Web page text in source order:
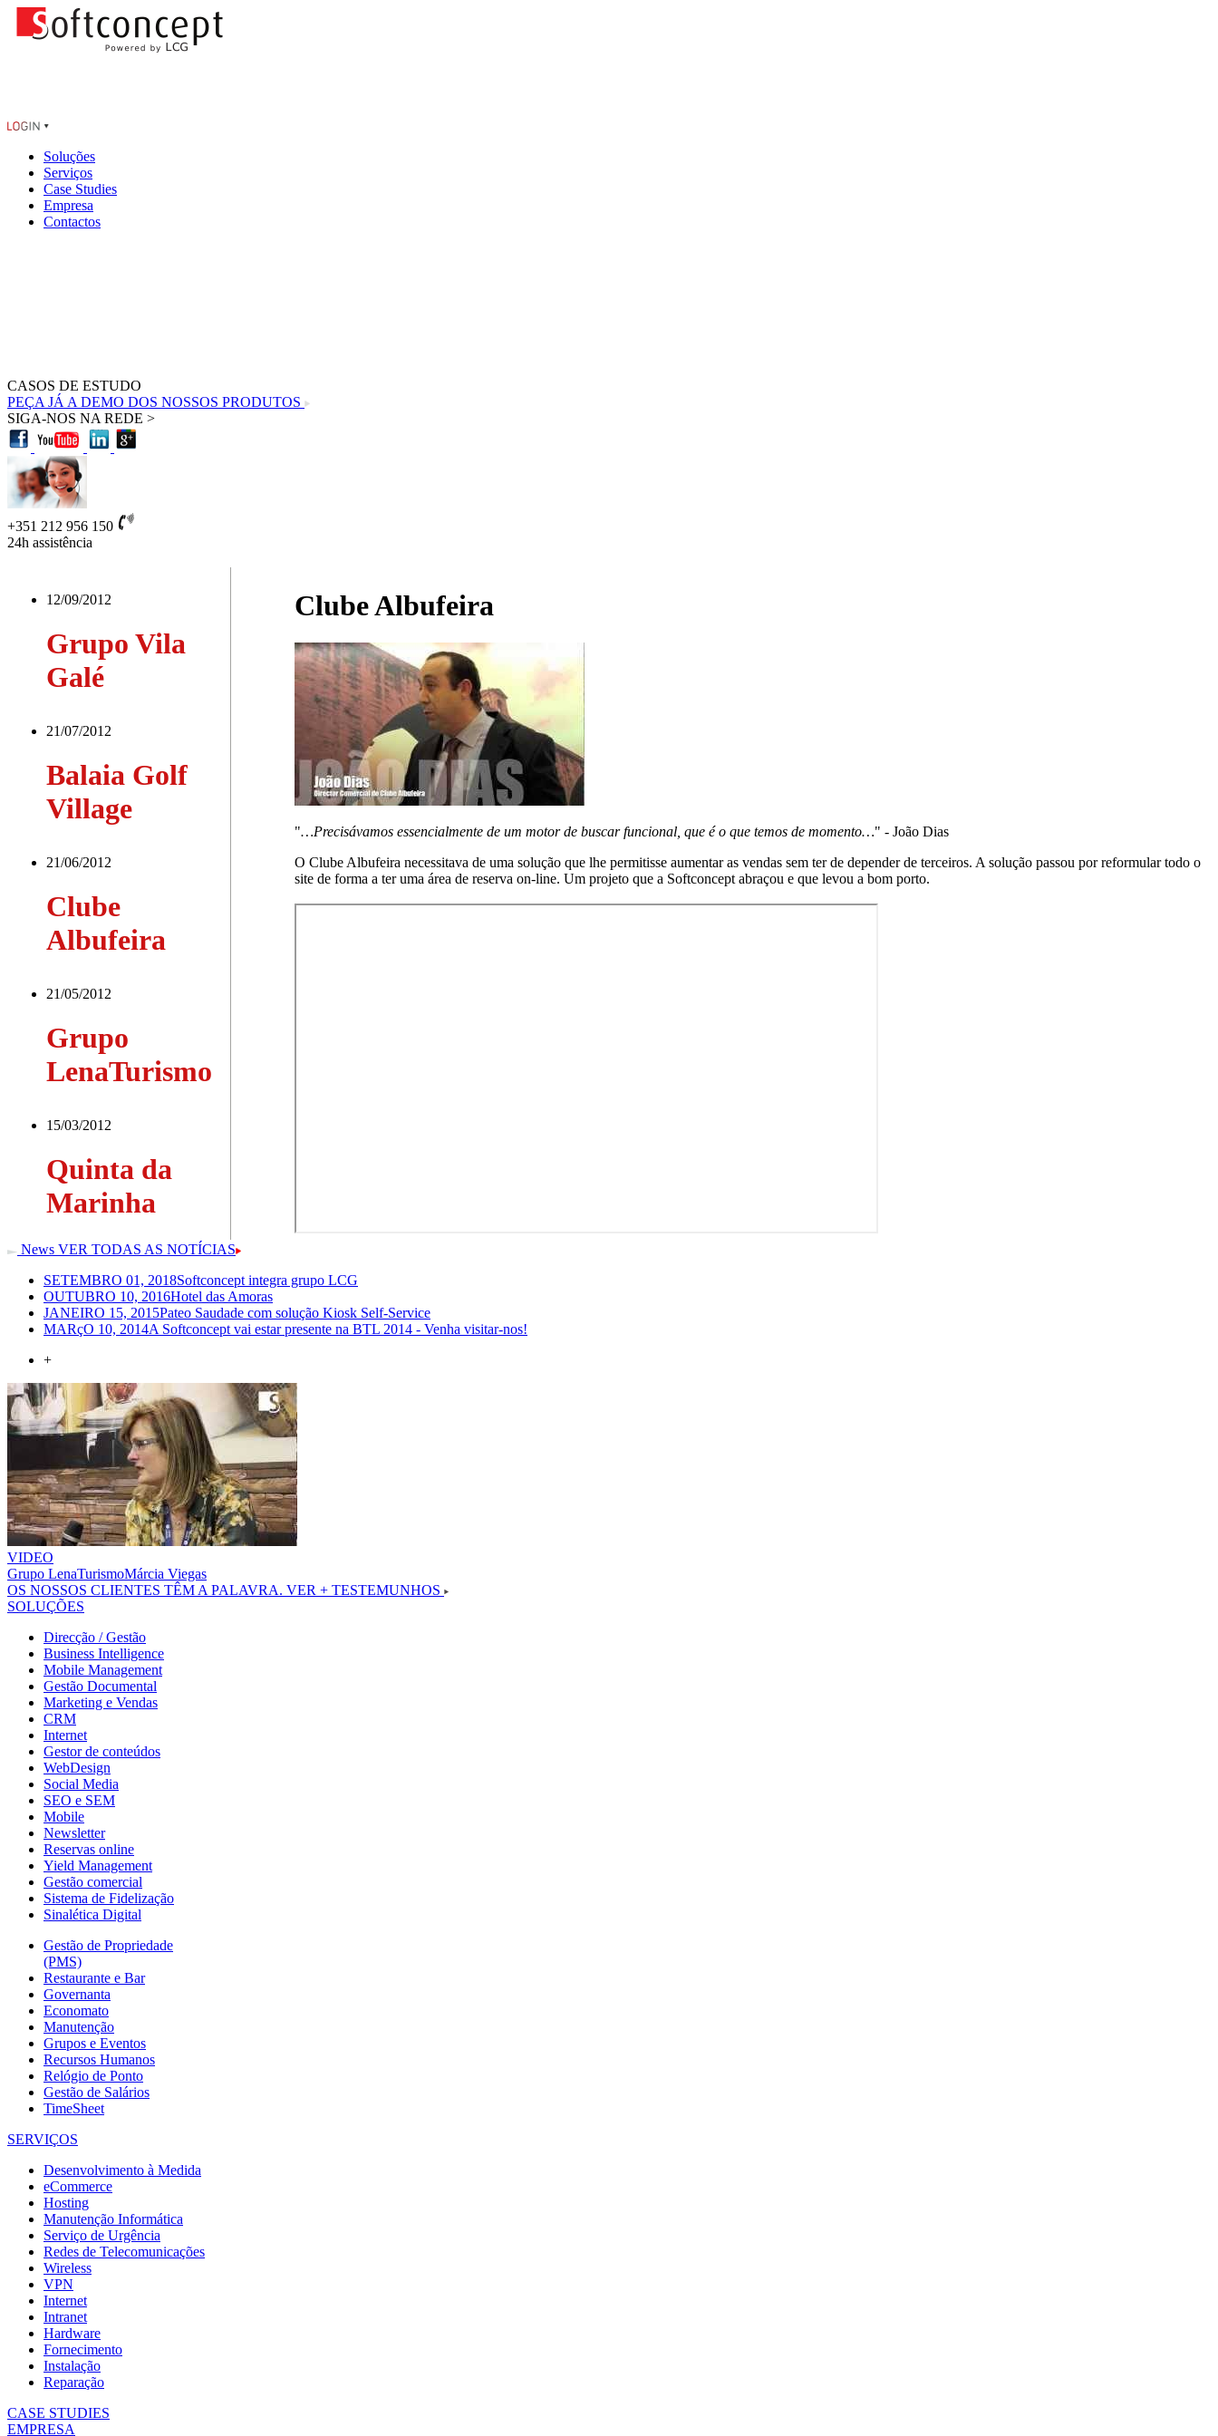
Soluções
Serviços
Case Studies
Empresa
Contactos
CASOS DE ESTUDO
PEÇA JÁ A DEMO DOS NOSSOS PRODUTOS
SIGA-NOS NA REDE >
+351 212 956 150
24h assistência
12/09/2012
Grupo Vila
Galé
21/07/2012
Balaia Golf
Village
21/06/2012
Clube
Albufeira
21/05/2012
Grupo
LenaTurismo
15/03/2012
Quinta da
Marinha
Clube Albufeira
"…Precisávamos essencialmente de um motor de buscar funcional, que é o que temos de momento…" - João Dias
O Clube Albufeira necessitava de uma solução que lhe permitisse aumentar as vendas sem ter de depender de terceiros. A solução passou por reformular todo o
site de forma a ter uma área de reserva on-line. Um projeto que a Softconcept abraçou e que levou a bom porto.
News VER TODAS AS NOTÍCIAS
SETEMBRO 01, 2018Softconcept integra grupo LCG
OUTUBRO 10, 2016Hotel das Amoras
JANEIRO 15, 2015Pateo Saudade com solução Kiosk Self-Service
MARçO 10, 2014A Softconcept vai estar presente na BTL 2014 - Venha visitar-nos!
+
VIDEO
Grupo LenaTurismoMárcia Viegas
OS NOSSOS CLIENTES TÊM A PALAVRA. VER + TESTEMUNHOS
SOLUÇÕES
Direcção / Gestão
Business Intelligence
Mobile Management
Gestão Documental
Marketing e Vendas
CRM
Internet
Gestor de conteúdos
WebDesign
Social Media
SEO e SEM
Mobile
Newsletter
Reservas online
Yield Management
Gestão comercial
Sistema de Fidelização
Sinalética Digital
Gestão de Propriedade
(PMS)
Restaurante e Bar
Governanta
Economato
Manutenção
Grupos e Eventos
Recursos Humanos
Relógio de Ponto
Gestão de Salários
TimeSheet
SERVIÇOS
Desenvolvimento à Medida
eCommerce
Hosting
Manutenção Informática
Serviço de Urgência
Redes de Telecomunicações
Wireless
VPN
Internet
Intranet
Hardware
Fornecimento
Instalação
Reparação
CASE STUDIES
EMPRESA